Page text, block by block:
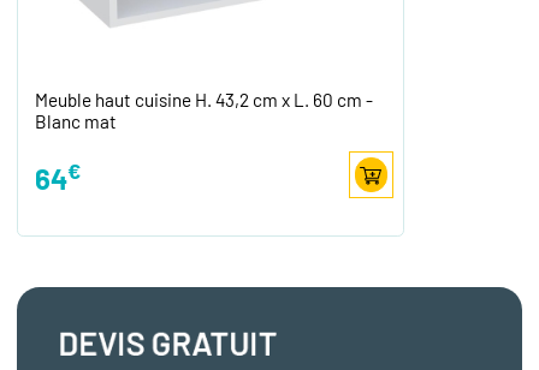
Meuble haut cuisine H. 43,2 cm x L. 60 cm -
Blanc mat
64€